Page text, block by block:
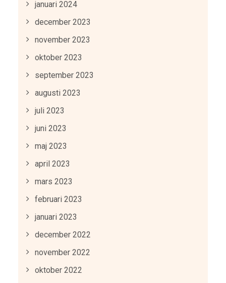
januari 2024
december 2023
november 2023
oktober 2023
september 2023
augusti 2023
juli 2023
juni 2023
maj 2023
april 2023
mars 2023
februari 2023
januari 2023
december 2022
november 2022
oktober 2022